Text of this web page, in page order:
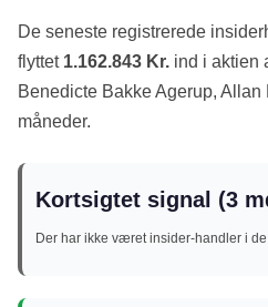
De seneste registrerede
flyttet 1.162.843 Kr. ind i aktien
Benedicte Bakke Agerup,
måneder.
Kortsigtet signal (3
Der har ikke været insider-handler i